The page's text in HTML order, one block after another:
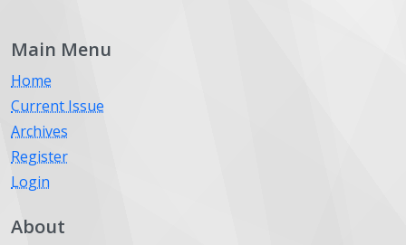
Main Menu
Home
Current Issue
Archives
Register
Login
About